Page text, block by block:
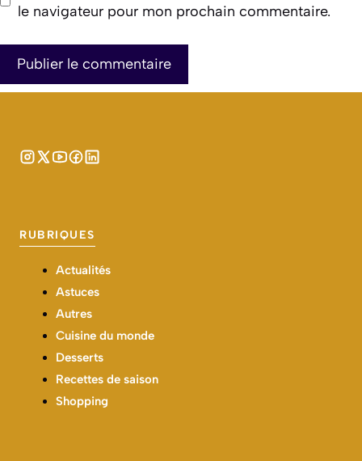
le navigateur pour mon prochain commentaire.
RUBRIQUES
Actualités
Astuces
Autres
Cuisine du monde
Desserts
Recettes de saison
Shopping